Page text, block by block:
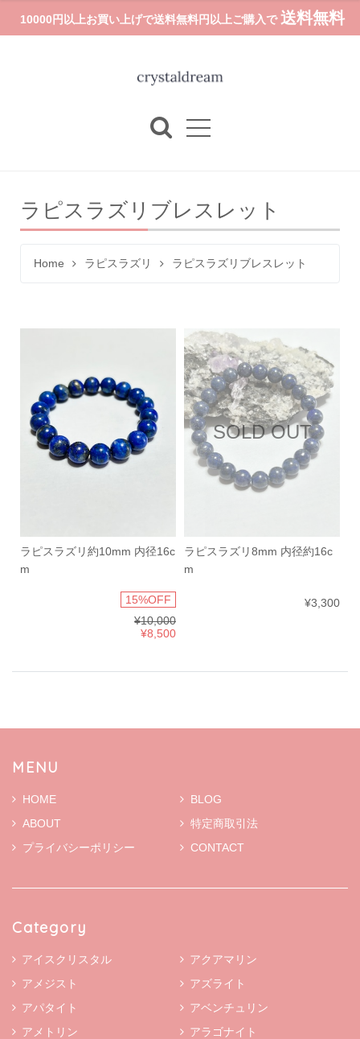
10000円以上お買い上げで送料無料円以上ご購入で 送料無料
ラピスラズリブレスレット
Home ラピスラズリ ラピスラズリブレスレット
ラピスラズリ約10mm 内径16c
m
15%OFF
¥10,000
¥8,500
SOLD OUT
ラピスラズリ8mm 内径約16c
m
¥3,300
MENU
HOME
BLOG
ABOUT
特定商取引法
プライバシーポリシー
CONTACT
Category
アイスクリスタル
アクアマリン
アメジスト
アズライト
アパタイト
アベンチュリン
アメトリン
アラゴナイト